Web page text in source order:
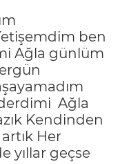
ben
Ağla günlüm
Ağla
Kendinden
Her
yıllar geçse